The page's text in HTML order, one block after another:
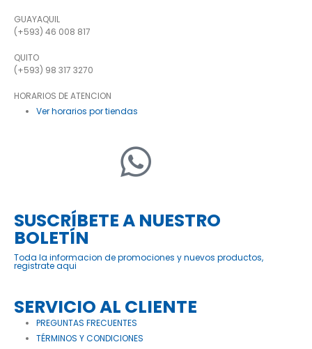
GUAYAQUIL
(+593) 46 008 817
QUITO
(+593) 98 317 3270
HORARIOS DE ATENCION
Ver horarios por tiendas
SUSCRÍBETE A NUESTRO
BOLETÍN
Toda la informacion de promociones y nuevos productos,
registrate aqui
SERVICIO AL CLIENTE
PREGUNTAS FRECUENTES
TÉRMINOS Y CONDICIONES